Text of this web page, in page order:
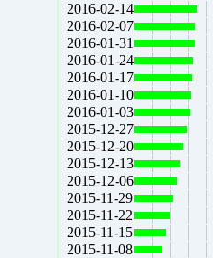
2016-02-14
2016-02-07
2016-01-31
2016-01-24
2016-01-17
2016-01-10
2016-01-03
2015-12-27
2015-12-20
2015-12-13
2015-12-06
2015-11-29
2015-11-22
2015-11-15
2015-11-08